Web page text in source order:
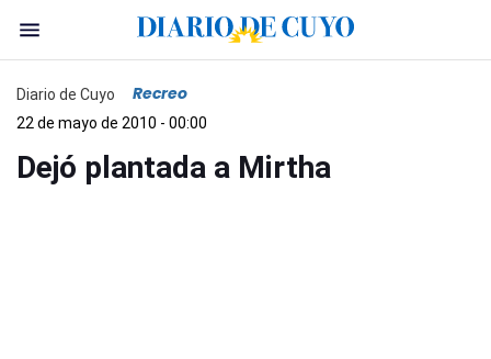
Diario de Cuyo Recreo
22 de mayo de 2010 - 00:00
Dejó plantada a Mirtha